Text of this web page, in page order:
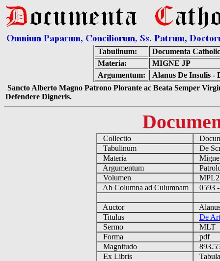
Tabulinum:
Documenta
Materia:
MIGNE JP
Argumentum:
Alanus De Insulis -
Sancto Alberto Magno Patrono Plorante ac Beata Semper
Defendere Digneris.
Collectio
Tabulinum
De
Materia
Argumentum
Volumen
Ab Columna ad Culumnam
0593
Auctor
Titulus
De
Sermo
MLT
Forma
pdf
Magnitudo
Ex Libris